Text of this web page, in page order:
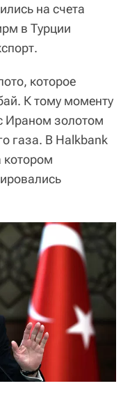
на счета
в Турции
которое
К тому моменту
Ираном золотом
газа. В Halkbank
котором